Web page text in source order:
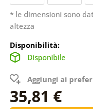
* le dimensioni sono
altezza
Disponibilità:
Disponibile
Aggiungi ai
35,81 €